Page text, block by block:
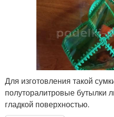
Для изготовления такой
полуторалитровые бутылки
гладкой поверхностью.